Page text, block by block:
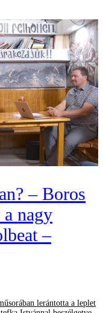
– Boros
nagy
–
lerántotta a leplet